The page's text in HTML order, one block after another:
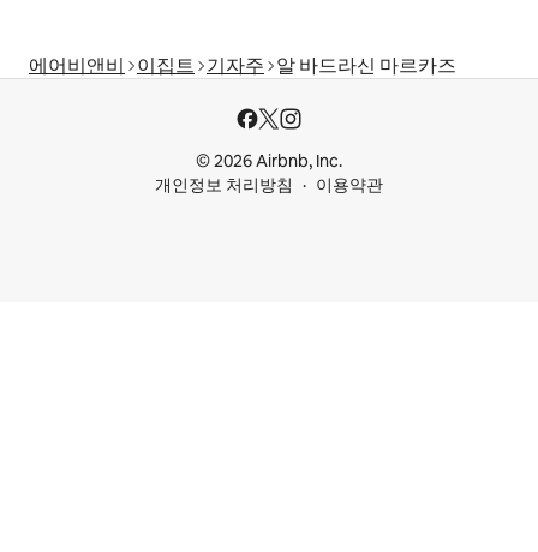
에어비앤비 이집트 기자주 알 바드라신 마르카즈
© 2026 Airbnb, Inc.
개인정보 처리방침
이용약관